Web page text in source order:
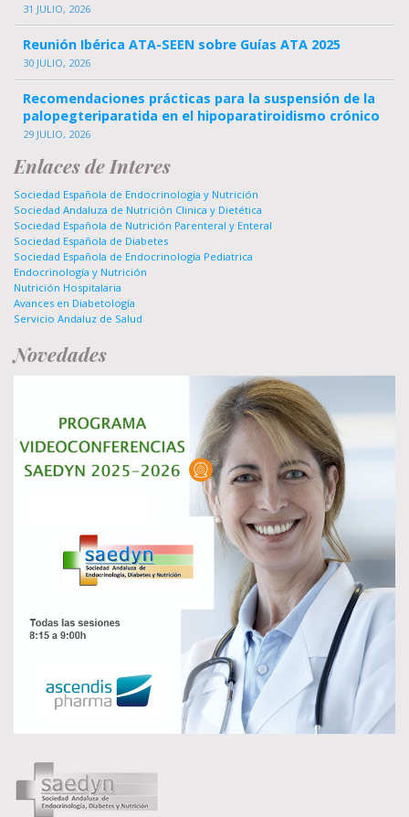
31 JULIO, 2026
Reunión Ibérica ATA-SEEN sobre Guías ATA 2025
30 JULIO, 2026
Recomendaciones prácticas para la suspensión de la
palopegteriparatida en el hipoparatiroidismo crónico
29 JULIO, 2026
Enlaces de Interes
Sociedad Española de Endocrinología y Nutrición
Sociedad Andaluza de Nutrición Clinica y Dietética
Sociedad Española de Nutrición Parenteral y Enteral
Sociedad Española de Diabetes
Sociedad Española de Endocrinología Pediatrica
Endocrinología y Nutrición
Nutrición Hospitalaria
Avances en Diabetología
Servicio Andaluz de Salud
Novedades